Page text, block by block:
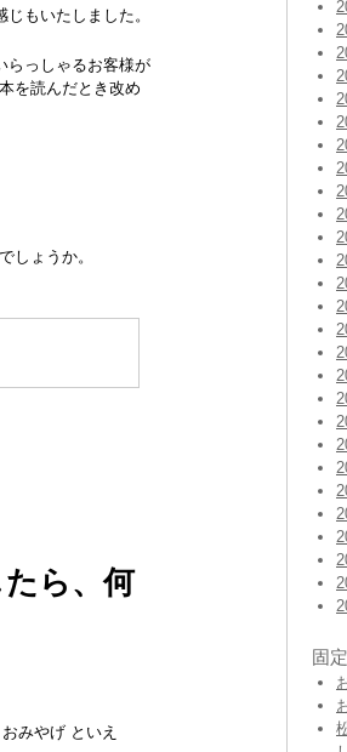
もいたしました。
らっしゃるお客様が
を読んだとき改め
しょうか。
ら、何
みやげ といえ
固